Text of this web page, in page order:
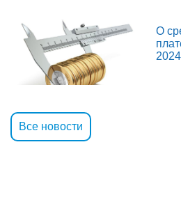
О
2024
Все новости